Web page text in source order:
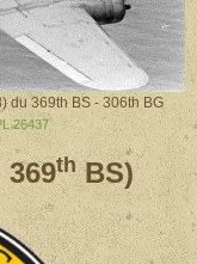
du 369th BS - 306th BG
26437
thBS)